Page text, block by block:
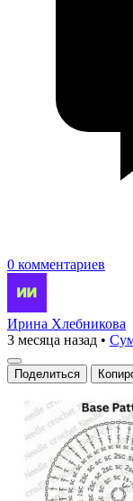
0 комментариев
Ирина Хлебникова
3 месяца назад •
Поделиться